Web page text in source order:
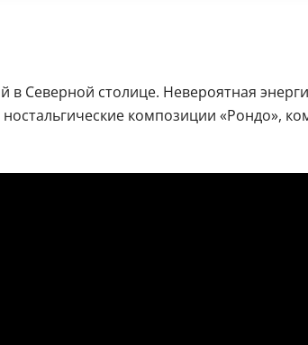
Северной столице. Невероятная
композиции «Рондо»,